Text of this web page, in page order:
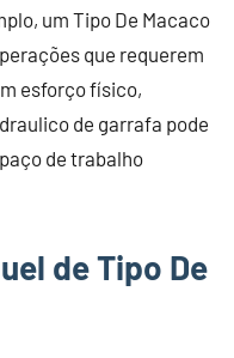
um Tipo De Macaco
que requerem
esforço físico,
de garrafa pode
de trabalho
de Tipo De